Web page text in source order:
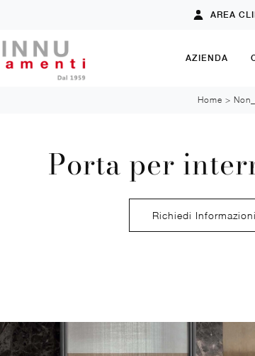
AREA
AZIENDA
Home >
Porta per
Richiedi Informazioni